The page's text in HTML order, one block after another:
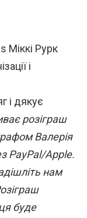
Міккі Рурк
і
і дякує
розіграш
Валерія
PayPal/Apple.
нам
буде